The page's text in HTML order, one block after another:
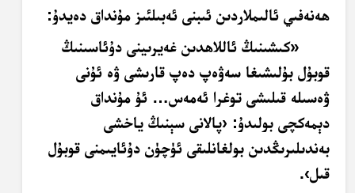
ھەنەفىي ئالىملاردىن ئىبنى ئەبىلئىز مۇنداق دەيدۇ:
«كىشىنىڭ ئاللاھدىن غەيرىينى دۇئاسىنىڭ
قوبۇل بۇلىشىغا سەۋەپ دەپ قارىشى ۋە ئۇنى
ۋەسىلە قىلىشى توغرا ئەمەس… ئۇ مۇنداق
دېمەكچى بولىدۇ: ‹پالانى سېنىڭ ياخشى
بەندىلىرىڭدىن بولغانلىقى ئۈچۈن دۇئايىمنى قوبۇل
قىل›.